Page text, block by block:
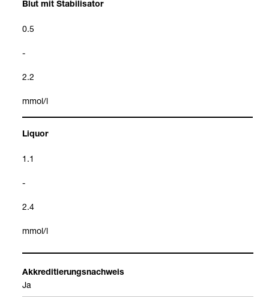
Blut mit Sta­bi­li­sa­tor
0.5
-
2.2
mmol/l
Liquor
1.1
-
2.4
mmol/l
Akkre­di­tie­rungs­nach­weis
Ja